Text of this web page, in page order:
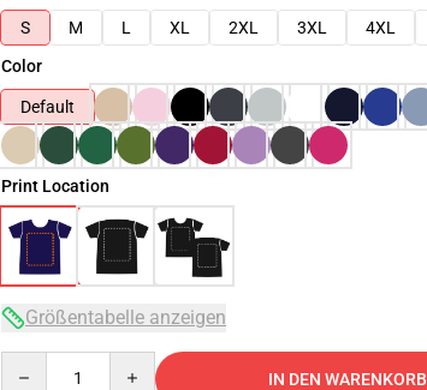
S
M L XL 2XL 3XL 4XL
Color
Default
Print Location
Größentabelle anzeigen
IN DEN WARENKORB